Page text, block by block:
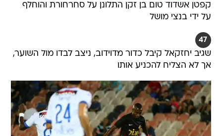
קפטן אשדוד טום בן זקן התלונן על סחרחורת והוחלף
על ידי בנצי מושל
47
שגיב יחזקאל קיבל כדור מדוידוב, ניצב לבדו מול השוער,
אך לא הצליח להכניע אותו